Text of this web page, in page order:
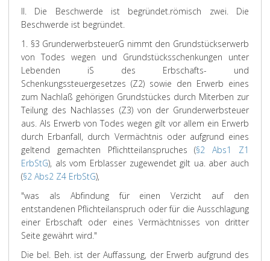
II. Die Beschwerde ist begründet.römisch zwei. Die
Beschwerde ist begründet.
1. §3 GrunderwerbsteuerG nimmt den Grundstückserwerb
von Todes wegen und Grundstücksschenkungen unter
Lebenden iS des Erbschafts- und
Schenkungssteuergesetzes (Z2) sowie den Erwerb eines
zum Nachlaß gehörigen Grundstückes durch Miterben zur
Teilung des Nachlasses (Z3) von der Grunderwerbsteuer
aus. Als Erwerb von Todes wegen gilt vor allem ein Erwerb
durch Erbanfall, durch Vermächtnis oder aufgrund eines
geltend gemachten Pflichtteilanspruches (§2 Abs1 Z1
ErbStG), als vom Erblasser zugewendet gilt ua. aber auch
(§2 Abs2 Z4 ErbStG),
"was als Abfindung für einen Verzicht auf den
entstandenen Pflichteilanspruch oder für die Ausschlagung
einer Erbschaft oder eines Vermächtnisses von dritter
Seite gewährt wird."
Die bel. Beh. ist der Auffassung, der Erwerb aufgrund des